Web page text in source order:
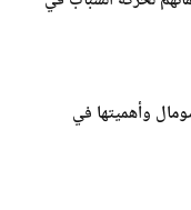
وأهميتها في